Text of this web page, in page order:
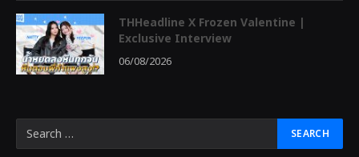
THHeadline X Frozen Valentine |
Exclusive Interview
06/08/2026